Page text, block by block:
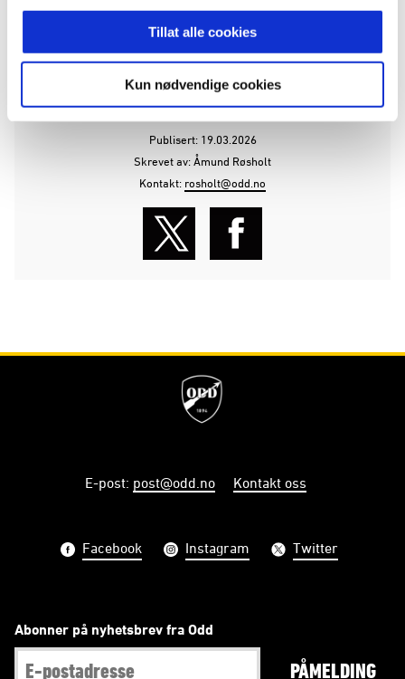
Tillat alle cookies
Kun nødvendige cookies
ANNONSE FRA OBOS-LIGAEN:
Publisert: 19.03.2026
Skrevet av: Åmund Røsholt
Kontakt: rosholt@odd.no
E-post: post@odd.no Kontakt oss
Facebook Instagram Twitter
Abonner på nyhetsbrev fra Odd
PÅMELDING